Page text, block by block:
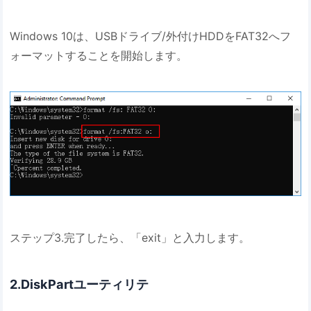
Windows 10は、USBドライブ/外付けHDDをFAT32へフ
ォーマットすることを開始します。
ステップ3.完了したら、「exit」と入力します。
2.DiskPartユーティリテ